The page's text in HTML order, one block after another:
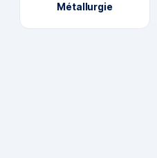
Métallurgie